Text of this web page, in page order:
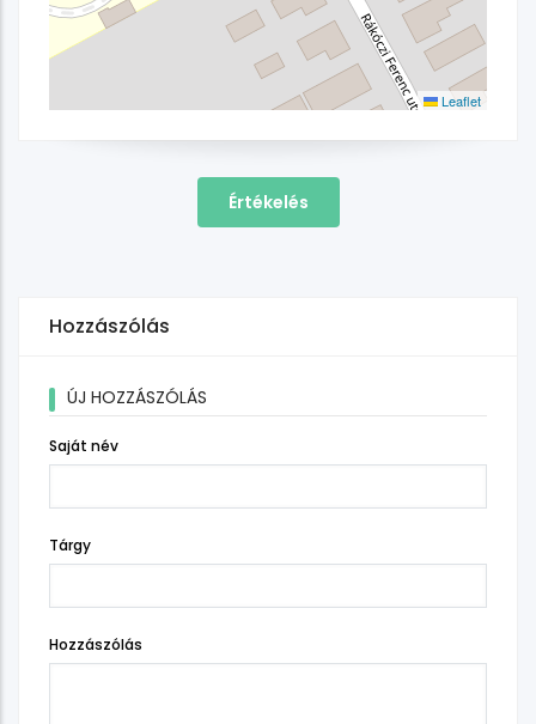
Leaflet
Értékelés
Hozzászólás
ÚJ HOZZÁSZÓLÁS
Saját név
Tárgy
Hozzászólás